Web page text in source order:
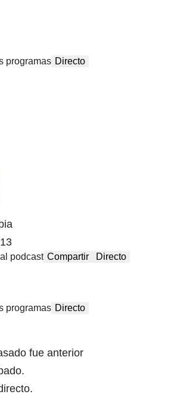
programas Directo
al podcast Compartir Directo
programas Directo
fue anterior